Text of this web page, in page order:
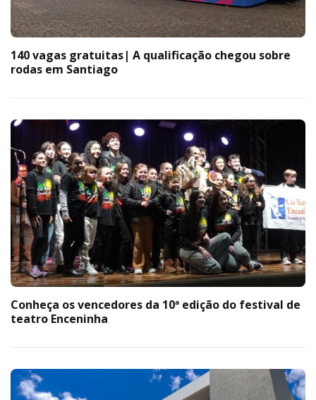
140 vagas gratuitas| A qualificação chegou sobre
rodas em Santiago
Conheça os vencedores da 10ª edição do festival de
teatro Enceninha